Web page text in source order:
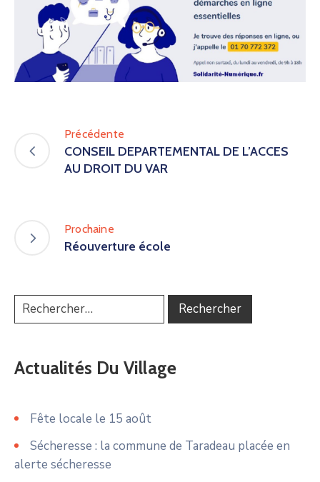
Précédente
CONSEIL DEPARTEMENTAL DE L’ACCES
AU DROIT DU VAR
Prochaine
Réouverture école
Actualités Du Village
Fête locale le 15 août
Sécheresse : la commune de Taradeau placée en
alerte sécheresse